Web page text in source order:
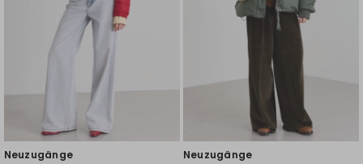
Neuzugänge
Neuzugänge